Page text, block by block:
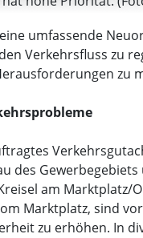
umfassende
Verkehrsfluss zu
zu
des
am
Marktplatz, sind
zu erhöhen. In